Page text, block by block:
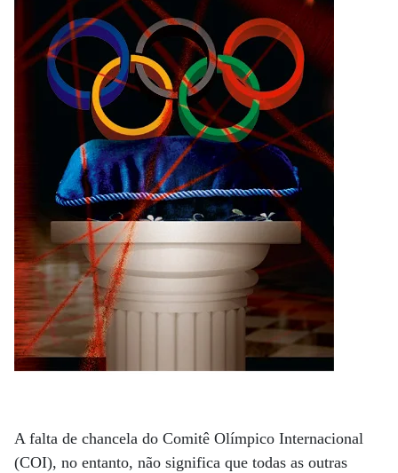
A falta de chancela do Comitê Olímpico Internacional
(COI), no entanto, não significa que todas as outras